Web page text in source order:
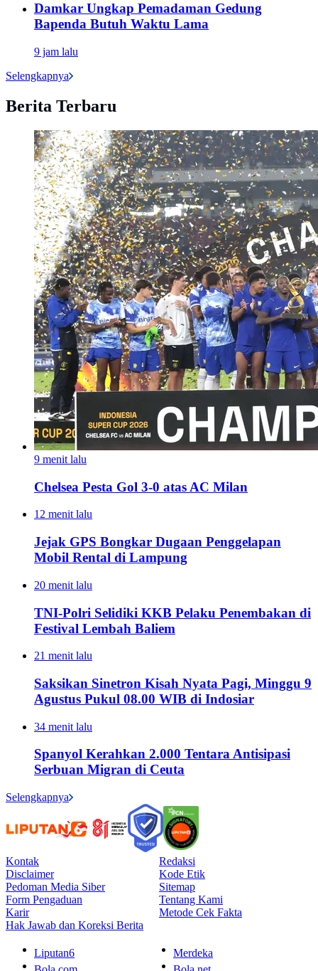
Damkar Ungkap Pemadaman Gedung
Bapenda Butuh Waktu Lama
9 jam lalu
Selengkapnya
Berita Terbaru
9 menit lalu
Chelsea Pesta Gol 3-0 atas AC Milan
12 menit lalu
Jejak GPS Bongkar Dugaan Penggelapan
Mobil Rental di Lampung
20 menit lalu
TNI-Polri Selidiki KKB Pelaku Penembakan di
Festival Lembah Baliem
21 menit lalu
Saksikan Sinetron Kisah Nyata Pagi, Minggu 9
Agustus Pukul 08.00 WIB di Indosiar
34 menit lalu
Spanyol Kerahkan 2.000 Tentara Antisipasi
Serbuan Migran di Ceuta
Selengkapnya
Kontak
Redaksi
Disclaimer
Kode Etik
Pedoman Media Siber
Sitemap
Form Pengaduan
Tentang Kami
Karir
Metode Cek Fakta
Hak Jawab dan Koreksi Berita
Liputan6
Merdeka